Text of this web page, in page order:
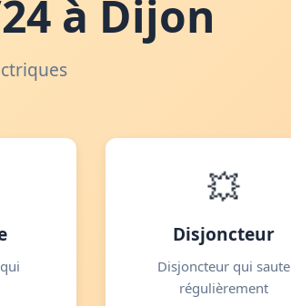
à Dijon
💥
Disjoncteur
Disjoncteur qui saute
régulièrement